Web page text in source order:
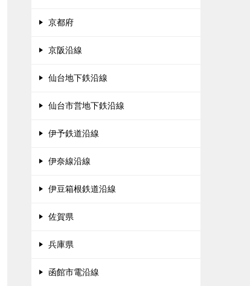
京都府
京阪沿線
仙台地下鉄沿線
仙台市営地下鉄沿線
伊予鉄道沿線
伊奈線沿線
伊豆箱根鉄道沿線
佐賀県
兵庫県
函館市電沿線